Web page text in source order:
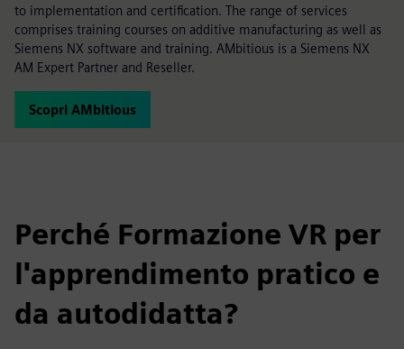
to implementation and certification. The range of services
comprises training courses on additive manufacturing as well as
Siemens NX software and training. AMbitious is a Siemens NX
AM Expert Partner and Reseller.
Scopri AMbitious
Perché Formazione VR per
l'apprendimento pratico e
da autodidatta?